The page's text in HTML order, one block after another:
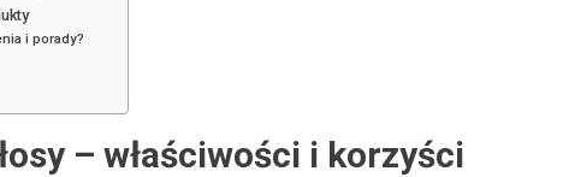
i porady?
– właściwości i korzyści